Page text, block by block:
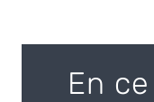
En